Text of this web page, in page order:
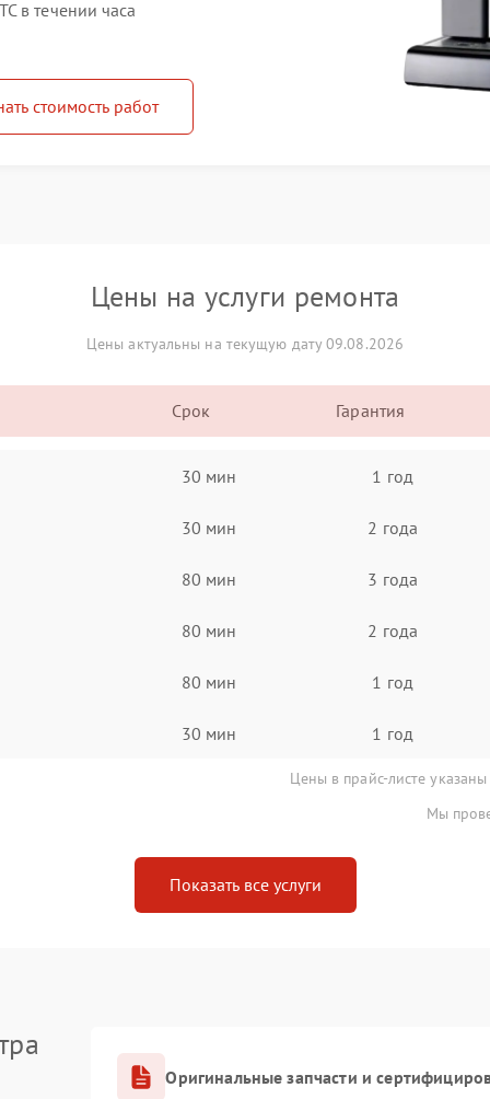
в течении часа
стоимость работ
Цены на услуги ремонта
Цены актуальны на текущую дату 09.08.2026
Срок Гарантия
30 мин 1 год
30 мин 2 года
80 мин 3 года
80 мин 2 года
80 мин 1 год
30 мин 1 год
Цены в прайс-листе
Мы
Показать все услуги
Оригинальные запчасти и